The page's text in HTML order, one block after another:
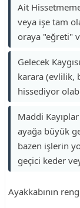
Ait
veya işe tam
oraya "eğreti"
Gelecek
karara (evlilik,
hissediyor
Maddi
ayağa büyük
bazen işlerin
geçici keder
Ayakkabının